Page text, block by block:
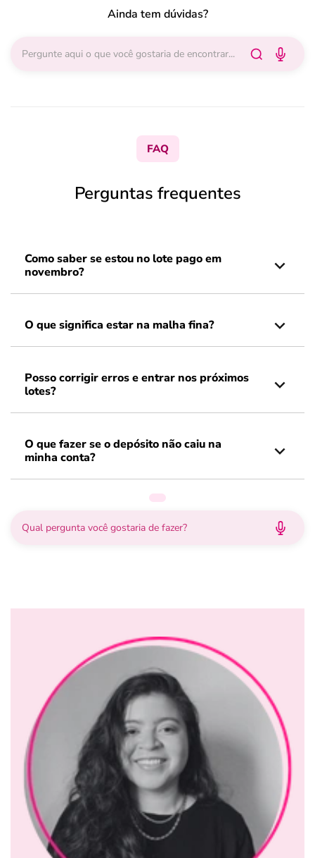
Ainda tem dúvidas?
FAQ
Perguntas frequentes
Como saber se estou no lote pago em
novembro?
O que significa estar na malha fina?
Posso corrigir erros e entrar nos próximos
lotes?
O que fazer se o depósito não caiu na
minha conta?